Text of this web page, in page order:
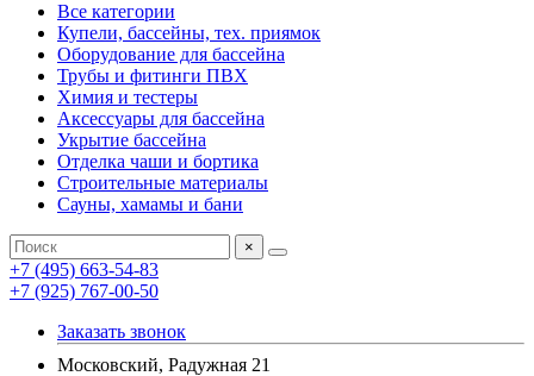
Все категории
Купели, бассейны, тех. приямок
Оборудование для бассейна
Трубы и фитинги ПВХ
Химия и тестеры
Аксессуары для бассейна
Укрытие бассейна
Отделка чаши и бортика
Строительные материалы
Сауны, хамамы и бани
×
+7 (495) 663-54-83
+7 (925) 767-00-50
Заказать звонок
Московский, Радужная 21